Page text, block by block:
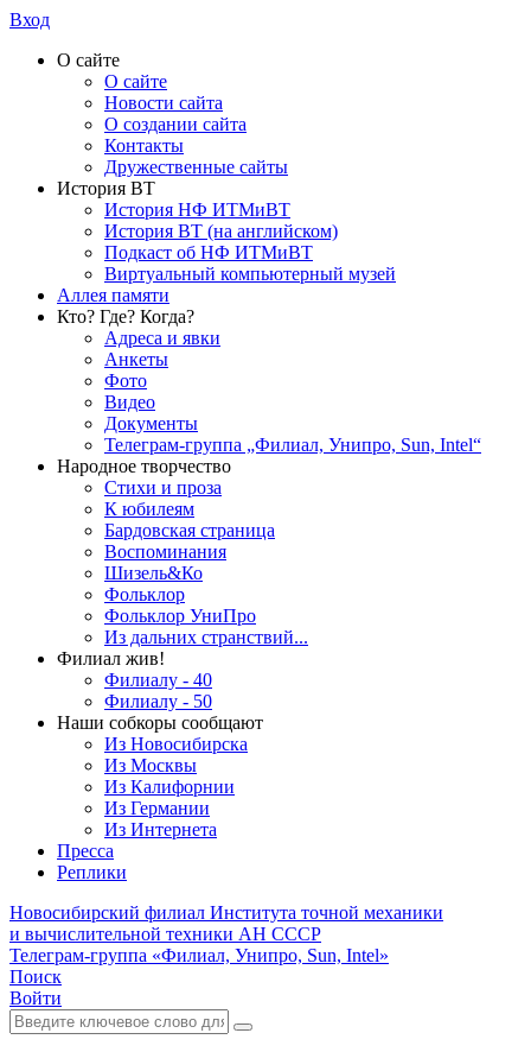
Вход
О сайте
О сайте
Новости сайта
О создании сайта
Контакты
Дружественные сайты
История ВТ
История НФ ИТМиВТ
История ВТ (на английском)
Подкаст об НФ ИТМиВТ
Виртуальный компьютерный музей
Аллея памяти
Кто? Где? Когда?
Адреса и явки
Анкеты
Фото
Видео
Документы
Телеграм-группа „Филиал, Унипро, Sun, Intel“
Народное творчество
Стихи и проза
К юбилеям
Бардовская страница
Воспоминания
Шизель&Ко
Фольклор
Фольклор УниПро
Из дальних странствий...
Филиал жив!
Филиалу - 40
Филиалу - 50
Наши собкоры сообщают
Из Новосибирска
Из Москвы
Из Калифорнии
Из Германии
Из Интернета
Пресса
Реплики
Новосибирский филиал Института точной механики
и вычислительной техники АН СССР
Телеграм-группа «Филиал, Унипро, Sun, Intel»
Поиск
Войти